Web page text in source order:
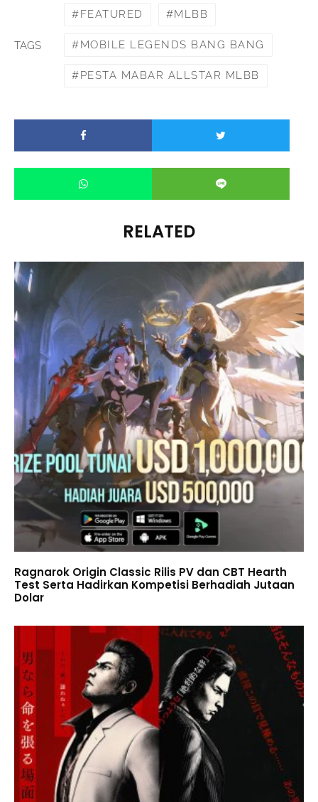
TAGS
FEATURED MLBB
MOBILE LEGENDS BANG BANG
PESTA MABAR ALLSTAR MLBB
RELATED
Ragnarok Origin Classic Rilis PV dan CBT Hearth
Test Serta Hadirkan Kompetisi Berhadiah Jutaan
Dolar